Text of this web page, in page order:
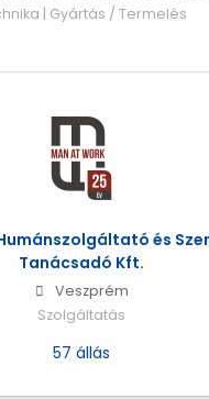
| Gyártás / Termelés
és
Tanácsadó Kft.
Veszprém
Szolgáltatás
57 állás